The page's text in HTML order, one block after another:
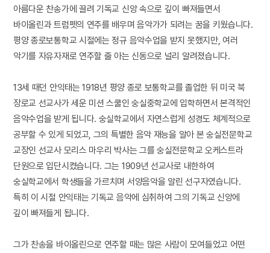
아름다운 찬송가에 끌려 기독교 신앙 속으로 깊이 빠져들면서
바이올린과 트럼펫의 연주를 배우며 음악가가 되려는 꿈을 키웠습니다.
평양 종로보통학교 시절에는 정규 음악수업을 받지 못했지만, 여러
악기를 자유자재로 연주할 줄 아는 신동으로 널리 알려졌습니다.
13세 때던 안익태는 1918년 평양 종로 보통학교를 졸업한 뒤 미국 북
장로교 선교사가 세운 미션 스쿨인 숭실중학교에 입학하면서 본격적인
음악수업을 받게 됩니다. 숭실학교에서 자연스럽게 성경도 체계적으로
공부할 수 있게 되었고, 그의 특별한 음악 재능을 알아 본 숭실전문학교
교장인 선교사 모리스 마우리 박사는 그를 숭실전문학교 오케스트라
단원으로 입단시켰습니다. 그는 1909년 선교사로 내한하여
숭실학교에서 학생들을 가르치며 서양음악을 알린 선구자였습니다.
특히 이 시절 안익태는 기독교 음악에 심취하여 그의 기독교 신앙에
깊이 빠져들게 됩니다.
그가 찬송을 바이올린으로 연주할 때는 많은 사람이 모여들었고 어떤